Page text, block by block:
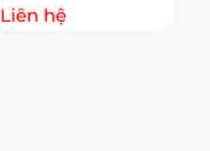
Liên hệ